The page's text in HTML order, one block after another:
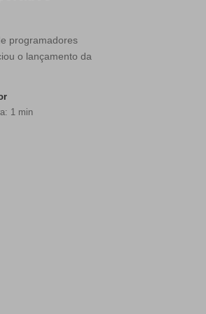
programadores
o lançamento da
1 min